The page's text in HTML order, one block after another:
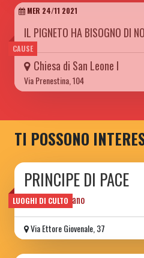
CAUSE
MER 24/11 2021
IL PIGNETO HA BISOGNO DI
Chiesa di San Leone I
Via Prenestina, 104
TI POSSONO
LUOGHI DI CULTO
PRINCIPE DI PACE
Centro Cristiano
Via Ettore Giovenale, 37